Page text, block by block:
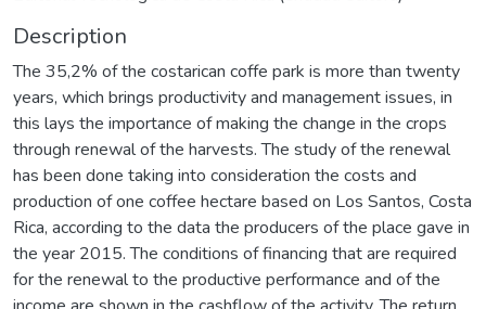
Description
The 35,2% of the costarican coffe park is more than twenty
years, which brings productivity and management issues, in
this lays the importance of making the change in the crops
through renewal of the harvests. The study of the renewal
has been done taking into consideration the costs and
production of one coffee hectare based on Los Santos, Costa
Rica, according to the data the producers of the place gave in
the year 2015. The conditions of financing that are required
for the renewal to the productive performance and of the